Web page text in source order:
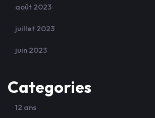
août 2023
juillet 2023
juin 2023
Categories
12 ans